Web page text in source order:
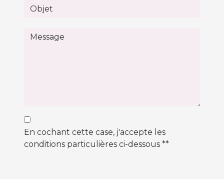
En cochant cette case, j'accepte les
conditions particulières ci-dessous **